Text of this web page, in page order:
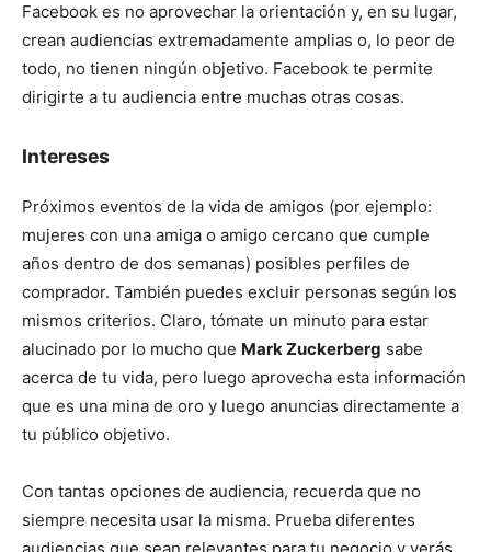
Facebook es no aprovechar la orientación y, en su lugar,
crean audiencias extremadamente amplias o, lo peor de
todo, no tienen ningún objetivo. Facebook te permite
dirigirte a tu audiencia entre muchas otras cosas.
Intereses
Próximos eventos de la vida de amigos (por ejemplo:
mujeres con una amiga o amigo cercano que cumple
años dentro de dos semanas) posibles perfiles de
comprador. También puedes excluir personas según los
mismos criterios. Claro, tómate un minuto para estar
alucinado por lo mucho que Mark Zuckerberg sabe
acerca de tu vida, pero luego aprovecha esta información
que es una mina de oro y luego anuncias directamente a
tu público objetivo.
Con tantas opciones de audiencia, recuerda que no
siempre necesita usar la misma. Prueba diferentes